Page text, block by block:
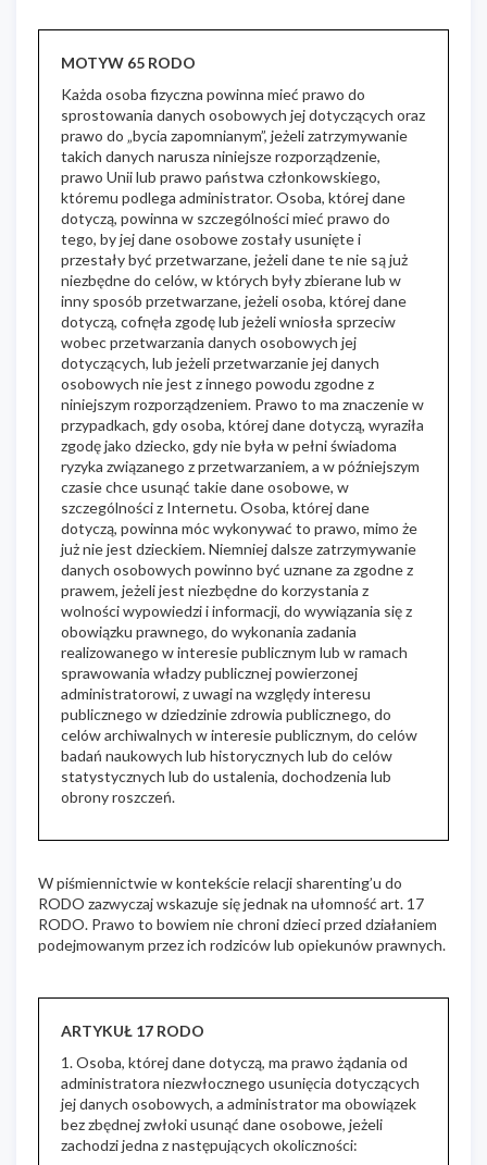
MOTYW 65 RODO
Każda osoba fizyczna powinna mieć prawo do
sprostowania danych osobowych jej dotyczących oraz
prawo do „bycia zapomnianym”, jeżeli zatrzymywanie
takich danych narusza niniejsze rozporządzenie,
prawo Unii lub prawo państwa członkowskiego,
któremu podlega administrator. Osoba, której dane
dotyczą, powinna w szczególności mieć prawo do
tego, by jej dane osobowe zostały usunięte i
przestały być przetwarzane, jeżeli dane te nie są już
niezbędne do celów, w których były zbierane lub w
inny sposób przetwarzane, jeżeli osoba, której dane
dotyczą, cofnęła zgodę lub jeżeli wniosła sprzeciw
wobec przetwarzania danych osobowych jej
dotyczących, lub jeżeli przetwarzanie jej danych
osobowych nie jest z innego powodu zgodne z
niniejszym rozporządzeniem. Prawo to ma znaczenie w
przypadkach, gdy osoba, której dane dotyczą, wyraziła
zgodę jako dziecko, gdy nie była w pełni świadoma
ryzyka związanego z przetwarzaniem, a w późniejszym
czasie chce usunąć takie dane osobowe, w
szczególności z Internetu. Osoba, której dane
dotyczą, powinna móc wykonywać to prawo, mimo że
już nie jest dzieckiem. Niemniej dalsze zatrzymywanie
danych osobowych powinno być uznane za zgodne z
prawem, jeżeli jest niezbędne do korzystania z
wolności wypowiedzi i informacji, do wywiązania się z
obowiązku prawnego, do wykonania zadania
realizowanego w interesie publicznym lub w ramach
sprawowania władzy publicznej powierzonej
administratorowi, z uwagi na względy interesu
publicznego w dziedzinie zdrowia publicznego, do
celów archiwalnych w interesie publicznym, do celów
badań naukowych lub historycznych lub do celów
statystycznych lub do ustalenia, dochodzenia lub
obrony roszczeń.
W piśmiennictwie w kontekście relacji sharenting’u do
RODO zazwyczaj wskazuje się jednak na ułomność art. 17
RODO. Prawo to bowiem nie chroni dzieci przed działaniem
podejmowanym przez ich rodziców lub opiekunów prawnych.
ARTYKUŁ 17 RODO
1. Osoba, której dane dotyczą, ma prawo żądania od
administratora niezwłocznego usunięcia dotyczących
jej danych osobowych, a administrator ma obowiązek
bez zbędnej zwłoki usunąć dane osobowe, jeżeli
zachodzi jedna z następujących okoliczności: